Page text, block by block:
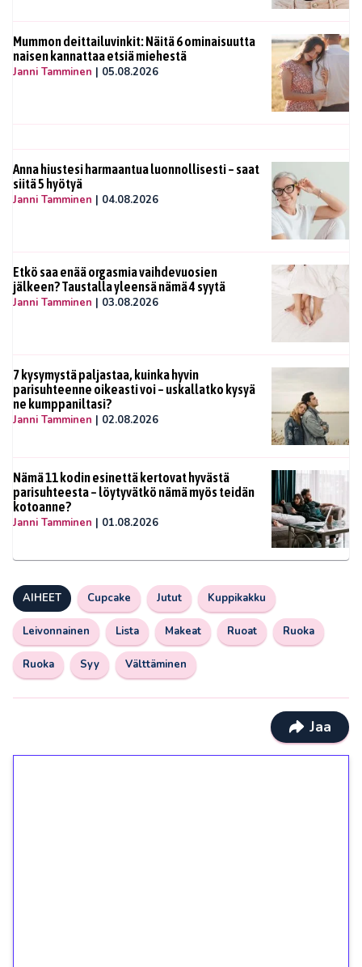
Mummon deittailuvinkit: Näitä 6 ominaisuutta
naisen kannattaa etsiä miehestä
Janni Tamminen | 05.08.2026
Anna hiustesi harmaantua luonnollisesti – saat
siitä 5 hyötyä
Janni Tamminen | 04.08.2026
Etkö saa enää orgasmia vaihdevuosien
jälkeen? Taustalla yleensä nämä 4 syytä
Janni Tamminen | 03.08.2026
7 kysymystä paljastaa, kuinka hyvin
parisuhteenne oikeasti voi – uskallatko kysyä
ne kumppaniltasi?
Janni Tamminen | 02.08.2026
Nämä 11 kodin esinettä kertovat hyvästä
parisuhteesta – löytyvätkö nämä myös teidän
kotoanne?
Janni Tamminen | 01.08.2026
AIHEET Cupcake Jutut Kuppikakku
Leivonnainen Lista Makeat Ruoat Ruoka
Ruoka Syy Välttäminen
Jaa